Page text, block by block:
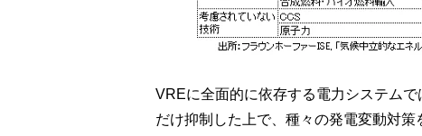
VREに全面的に依存する電力システム
だけ抑制した上で、種々の発電変動対策